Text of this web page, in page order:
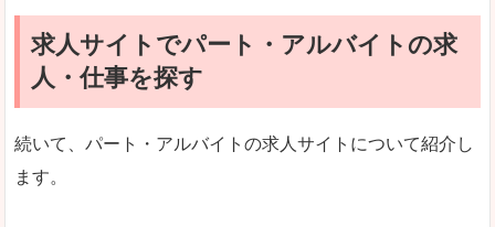
使いやすさ
文字が大きくて見やすいです。
マイナビ薬剤師
リクナビ薬剤師
ファルマスタッフ
薬キャリ(エムスリー)
ファーマキャリア
求人サイトでパート・アルバイトの求
人・仕事を探す
続いて、パート・アルバイトの求人サイトについて紹介し
ます。